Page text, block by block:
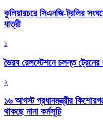
কুলিয়ারচরে সিএনজি-ট্রলির
যাত্রী
১
ভৈরব রেলস্টেশনে চলন্ত ট্রেনের
২
১৬ আগস্ট প্রধানমন্ত্রীর
থাকছে নানা কর্মসূচি